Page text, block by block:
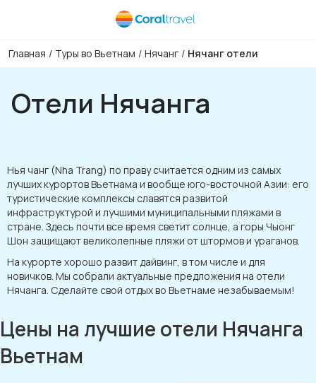
Главная / Туры во Вьетнам / Нячанг / Нячанг отели
Отели Нячанга
Нья чанг (Nha Trang) по праву считается одним из самых
лучших курортов Вьетнама и вообще юго-восточной Азии: его
туристические комплексы славятся развитой
инфраструктурой и лучшими муниципальными пляжами в
стране. Здесь почти все время светит солнце, а горы Чыонг
Шон защищают великолепные пляжи от штормов и ураганов.
На курорте хорошо развит дайвинг, в том числе и для
новичков. Мы собрали актуальные предложения на отели
Нячанга. Сделайте свой отдых во Вьетнаме незабываемым!
Цены на лучшие отели Нячанга
Вьетнам